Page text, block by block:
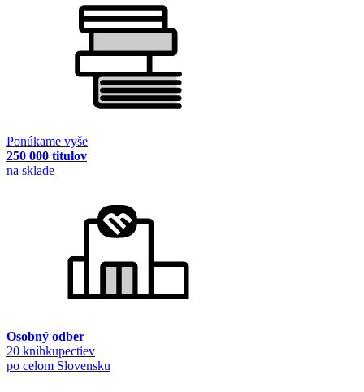
Ponúkame vyše
250 000 titulov
na sklade
Osobný odber
20 kníhkupectiev
po celom Slovensku